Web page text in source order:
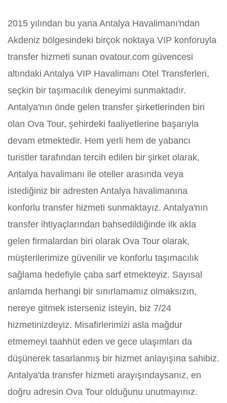
2015 yılından bu yana Antalya Havalimanı'ndan
Akdeniz bölgesindeki birçok noktaya VIP konforuyla
transfer hizmeti sunan ovatour.com güvencesi
altındaki Antalya VIP Havalimanı Otel Transferleri,
seçkin bir taşımacılık deneyimi sunmaktadır.
Antalya'nın önde gelen transfer şirketlerinden biri
olan Ova Tour, şehirdeki faaliyetlerine başarıyla
devam etmektedir. Hem yerli hem de yabancı
turistler tarafından tercih edilen bir şirket olarak,
Antalya havalimanı ile oteller arasında veya
istediğiniz bir adresten Antalya havalimanına
konforlu transfer hizmeti sunmaktayız. Antalya'nın
transfer ihtiyaçlarından bahsedildiğinde ilk akla
gelen firmalardan biri olarak Ova Tour olarak,
müşterilerimize güvenilir ve konforlu taşımacılık
sağlama hedefiyle çaba sarf etmekteyiz. Sayısal
anlamda herhangi bir sınırlamamız olmaksızın,
nereye gitmek isterseniz isteyin, biz 7/24
hizmetinizdeyiz. Misafirlerimizi asla mağdur
etmemeyi taahhüt eden ve gece ulaşımları da
düşünerek tasarlanmış bir hizmet anlayışına sahibiz.
Antalya'da transfer hizmeti arayışındaysanız, en
doğru adresin Ova Tour olduğunu unutmayınız.